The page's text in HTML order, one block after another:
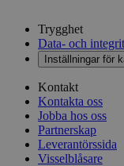
Trygghet
Data- och
Inställningar för
Kontakt
Kontakta oss
Jobba hos oss
Partnerskap
Leverantörssida
Visselblåsare